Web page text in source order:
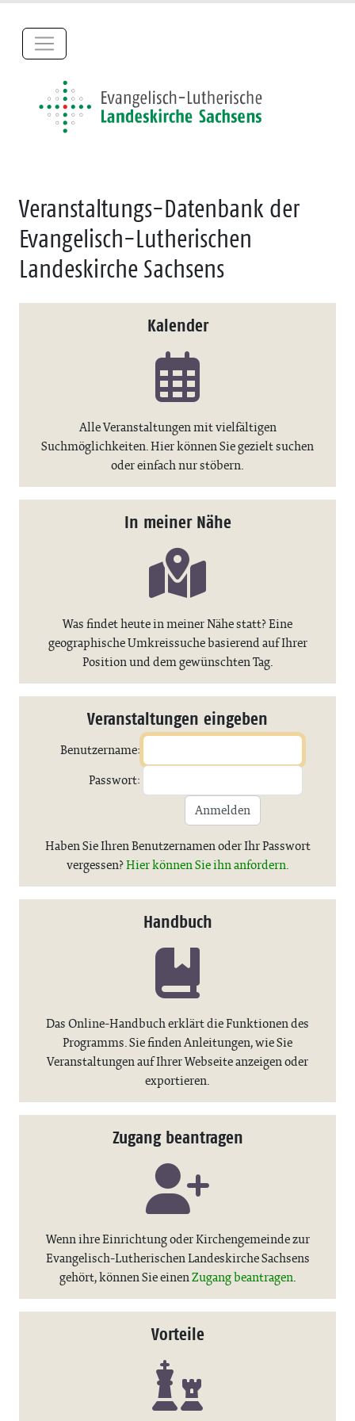
Veranstaltungs-Datenbank der
Evangelisch-Lutherischen
Landeskirche Sachsens
Kalender
Alle Veranstaltungen mit vielfältigen
Suchmöglichkeiten. Hier können Sie gezielt suchen
oder einfach nur stöbern.
In meiner Nähe
Was findet heute in meiner Nähe statt? Eine
geographische Umkreissuche basierend auf Ihrer
Position und dem gewünschten Tag.
Veranstaltungen eingeben
Benutzername:
Passwort:
Anmelden
Haben Sie Ihren Benutzernamen oder Ihr Passwort
vergessen?Hier können Sie ihn anfordern.
Handbuch
Das Online-Handbuch erklärt die Funktionen des
Programms. Sie finden Anleitungen, wie Sie
Veranstaltungen auf Ihrer Webseite anzeigen oder
exportieren.
Zugang beantragen
Wenn ihre Einrichtung oder Kirchengemeinde zur
Evangelisch-Lutherischen Landeskirche Sachsens
gehört, können Sie einenZugang beantragen.
Vorteile